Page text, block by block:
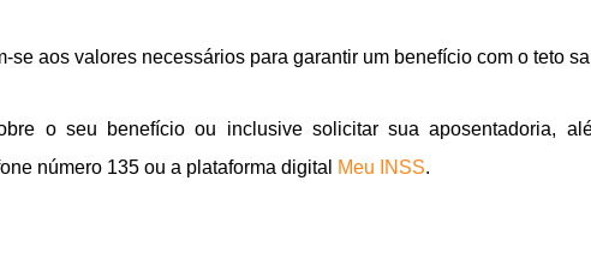
aos valores necessários para garantir um benefício com o teto
o seu benefício ou inclusive solicitar sua aposentadoria,
número 135 ou a plataforma digital
Meu INSS.